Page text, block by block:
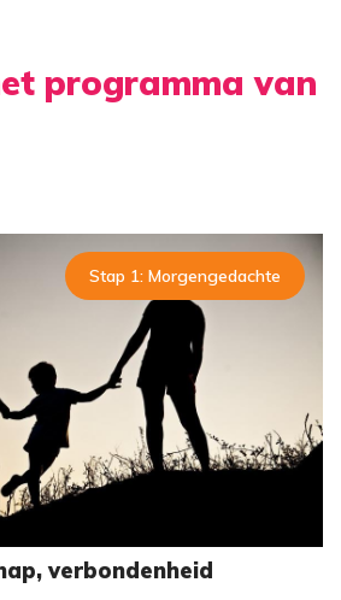
programma van
Stap 1: Morgengedachte
verbondenheid